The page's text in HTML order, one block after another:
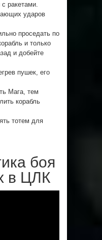
ракетами.
ударов
проседать по
и только
и добейте
пушек, его
Мага, тем
корабль
тотем для
боя
в ЦЛК